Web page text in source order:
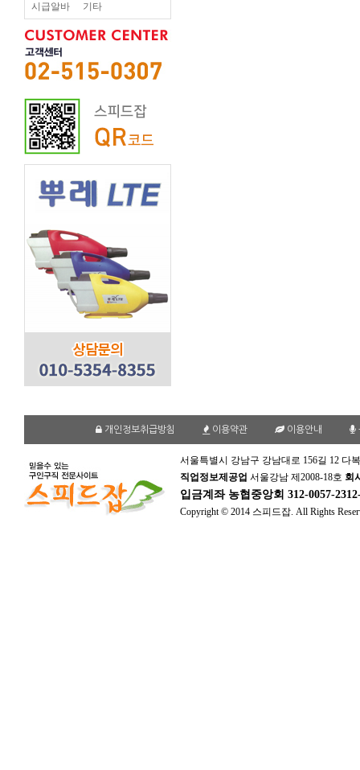
시급알바 기타
개인정보취급방침 이용약관 이용안내
서울특별시 강남구 강남대로 156길 12 다
직업정보제공업 서울강남 제2008-18호 회
입금계좌 농협중앙회 312-0057-
Copyright © 2014 스피드잡. All Rights